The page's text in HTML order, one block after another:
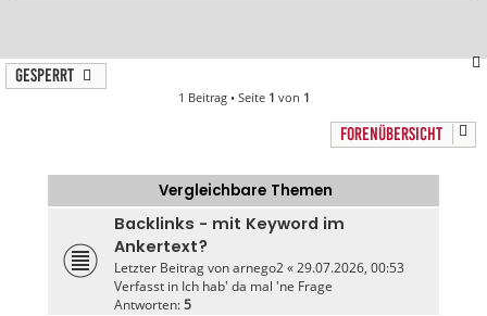
Gesperrt
1 Beitrag • Seite 1 von 1
FORENÜBERSICHT
Vergleichbare Themen
Backlinks - mit Keyword im
Ankertext?
Letzter Beitrag vonarnego2«29.07.2026, 00:53
Verfasst in Ich hab' da mal 'ne Frage
Antworten:5